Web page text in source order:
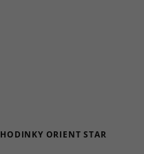
HODINKY ORIENT STAR